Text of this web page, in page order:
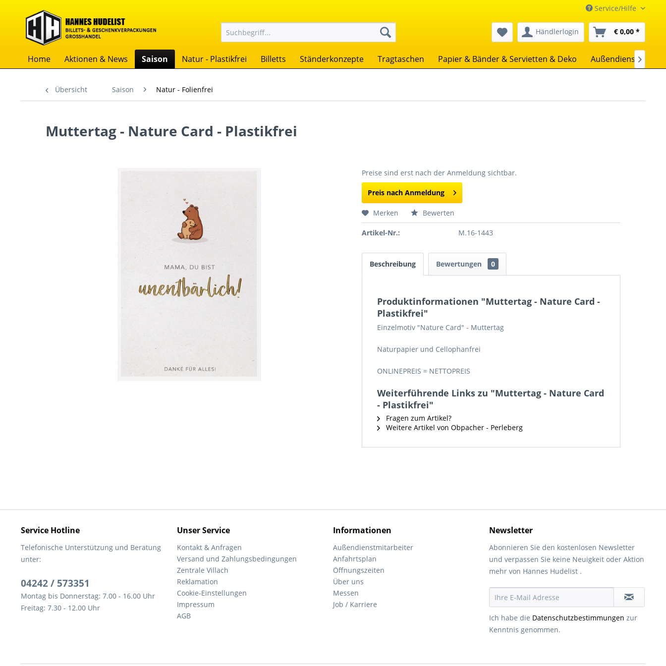
Service/Hilfe
Händlerlogin € 0,00 *
Home Aktionen & News Saison Natur - Plastikfrei Billetts Ständerkonzepte Tragtaschen Papier & Bänder & Servietten & Deko Außendienst 
Übersicht Saison Natur - Folienfrei
Muttertag - Nature Card - Plastikfrei
Preise sind erst nach der Anmeldung sichtbar.
Preis nach Anmeldung
Merken Bewerten
Artikel-Nr.: M.16-1443
Beschreibung Bewertungen 0
Produktinformationen "Muttertag - Nature Card -
Plastikfrei"
Einzelmotiv "Nature Card" - Muttertag
Naturpapier und Cellophanfrei
ONLINEPREIS = NETTOPREIS
Weiterführende Links zu "Muttertag - Nature Card
- Plastikfrei"
Fragen zum Artikel?
Weitere Artikel von Obpacher - Perleberg
Service Hotline
Telefonische Unterstützung und Beratung
unter:
04242 / 573351
Montag bis Donnerstag: 7.00 - 16.00 Uhr
Freitag: 7.30 - 12.00 Uhr
Unser Service
Kontakt & Anfragen
Versand und Zahlungsbedingungen
Zentrale Villach
Reklamation
Cookie-Einstellungen
Impressum
AGB
Informationen
Außendienstmitarbeiter
Anfahrtsplan
Öffnungszeiten
Über uns
Messen
Job / Karriere
Newsletter
Abonnieren Sie den kostenlosen Newsletter
und verpassen Sie keine Neuigkeit oder Aktion
mehr von Hannes Hudelist .
Ich habe die Datenschutzbestimmungen zur
Kenntnis genommen.